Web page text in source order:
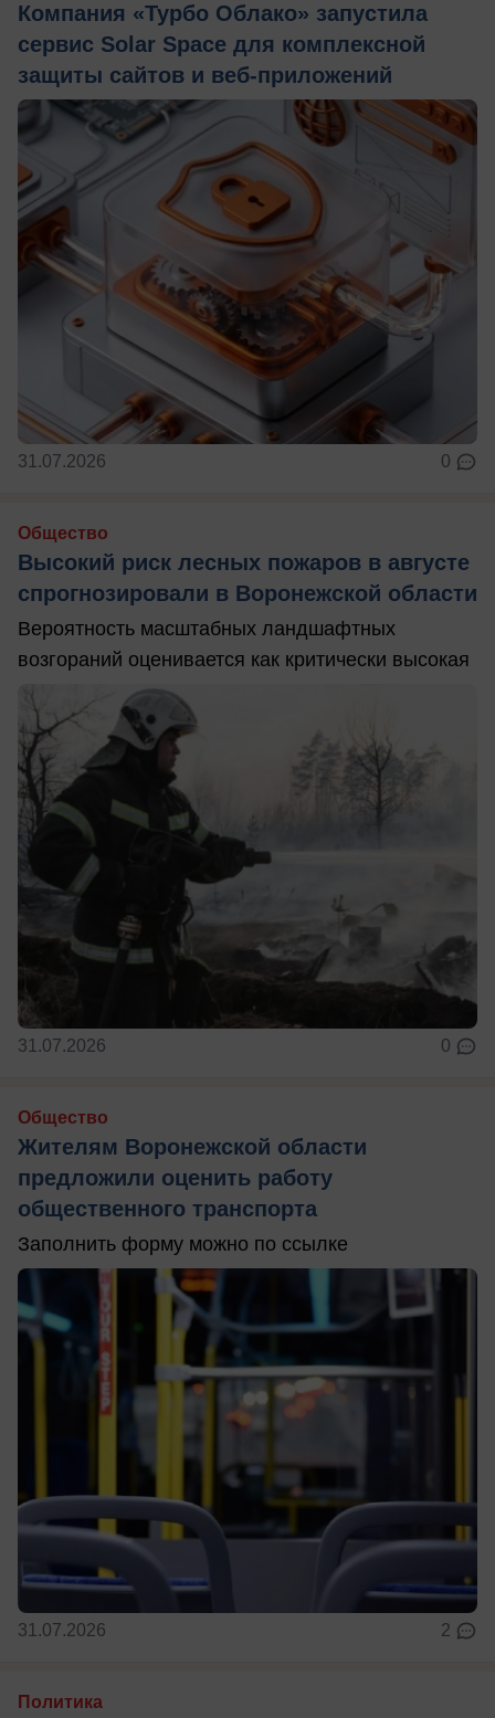
Компания «Турбо Облако» запустила
сервис Solar Space для комплексной
защиты сайтов и веб-приложений
31.07.2026 0
Общество
Высокий риск лесных пожаров в августе
спрогнозировали в Воронежской области
Вероятность масштабных ландшафтных
возгораний оценивается как критически высокая
31.07.2026 0
Общество
Жителям Воронежской области
предложили оценить работу
общественного транспорта
Заполнить форму можно по ссылке
31.07.2026 2
Политика